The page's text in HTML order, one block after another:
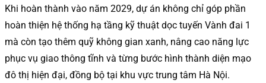
Khi hoàn thành vào năm 2029, dự án không chỉ góp phần
hoàn thiện hệ thống hạ tầng kỹ thuật dọc tuyến Vành đai 1
mà còn tạo thêm quỹ không gian xanh, nâng cao năng lực
phục vụ giao thông tĩnh và từng bước hình thành diện mạo
đô thị hiện đại, đồng bộ tại khu vực trung tâm Hà Nội.